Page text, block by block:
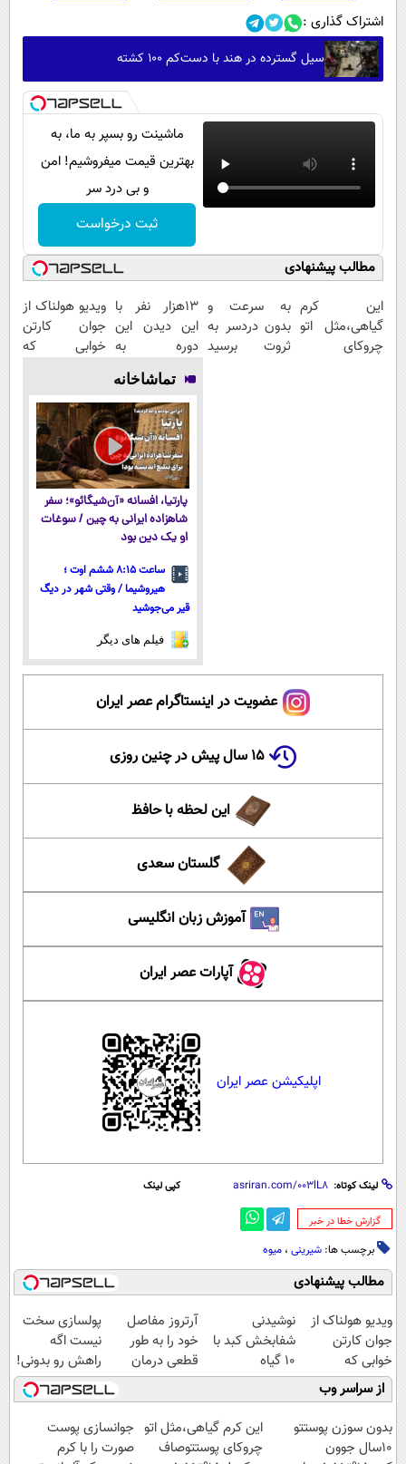
اشتراک گذاری :
سیل گسترده در هند با دست‌کم ۱۰۰ کشته
ماشینت رو بسپر به ما، به
بهترین قیمت میفروشیم! امن
و بی درد سر
ثبت درخواست
مطالب پیشنهادی
این کرم
گیاهی،مثل اتو
چروکای
به سرعت و
بدون دردسر به
ثروت برسید
13هزار نفر با
این دیدن این
دوره به
آرزوهاشون
رسیدن |
ثبت‌‌نام رایگان
ویدیو هولناک از
جوان کارتن
خوابی که
تماشاخانه
پارتیا، افسانه «آن‌شیگائو»؛ سفر
شاهزاده ایرانی به چین / سوغات
او یک دین بود
ساعت ۸:۱۵ ششم اوت ؛
هیروشیما / وقتی شهر در دیگ
قیر می‌جوشید
فیلم های دیگر
عضویت در اینستاگرام عصر ایران
۱۵ سال پیش در چنین روزی
این لحظه با حافظ
گلستان سعدی
آموزش زبان انگلیسی
آپارات عصر ایران
اپلیکیشن عصر ایران
لینک کوتاه: کپی لینک
‌گزارش خطا در خبر
برچسب ها: شیرینی ، میوه
مطالب پیشنهادی
ویدیو هولناک از
جوان کارتن
خوابی که
میلیاردر شد.
آموزش رایگان
نوشیدنی
شفابخش کبد با
10 گیاه
موثر(تخفیف تا
امشب)
آرتروز مفاصل
خود را به طور
قطعی درمان
کنید!
◗پرسش‌نامه◖
پولسازی سخت
نیست اگه
راهش رو بدونی!
" دوره رایگان "
از سراسر وب
بدون سوزن پوستتو
10سال جوون
این کرم گیاهی،مثل اتو
چروکای پوستتوصاف
جوانسازی پوست
صورت را با کرم